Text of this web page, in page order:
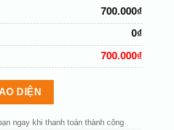
(+200.000₫)
menu cho chuẩn
700.000₫
0₫
700.000₫
DIỆN
ngay khi thanh toán thành công